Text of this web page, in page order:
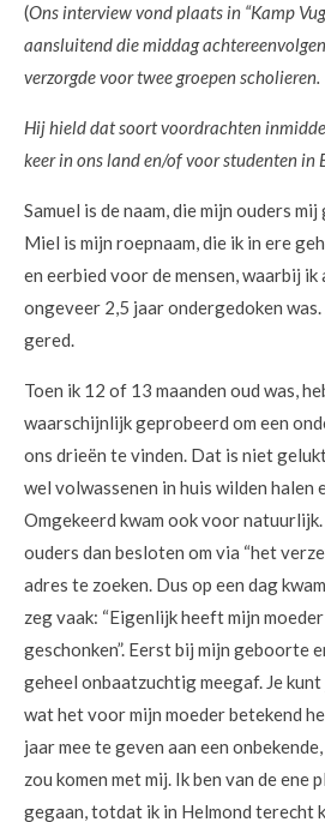
(Ons interview vond plaats in “Kamp
aansluitend die middag
verzorgde voor twee groepen scholieren.
Hij hield dat soort voordrachten
keer in ons land en/of voor studenten in
Samuel is de naam, die mijn ouders
Miel is mijn roepnaam, die ik in ere
en eerbied voor de mensen, waarbij
ongeveer 2,5 jaar ondergedoken
gered.
Toen ik 12 of 13 maanden oud was,
waarschijnlijk geprobeerd om een
ons drieën te vinden. Dat is niet
wel volwassenen in huis wilden halen
Omgekeerd kwam ook voor
ouders dan besloten om via “het
adres te zoeken. Dus op een dag
zeg vaak: “Eigenlijk heeft mijn
geschonken”. Eerst bij mijn geboorte
geheel onbaatzuchtig meegaf. Je
wat het voor mijn moeder betekend
jaar mee te geven aan een
zou komen met mij. Ik ben van de ene
gegaan, totdat ik in Helmond terecht